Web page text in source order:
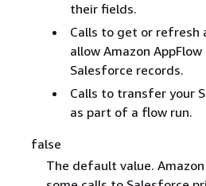
their fields.
Calls to get or refresh
allow Amazon
Salesforce records.
Calls to transfer your
as part of a flow run.
false
The default value. Amazon